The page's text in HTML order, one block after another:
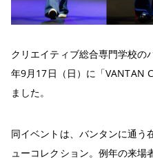
クリエイティブ総合専門学校
年9月17日（日）に「VANTAN
ました。
同イベントは、バンタンに通う
ューコレクション。例年の来場